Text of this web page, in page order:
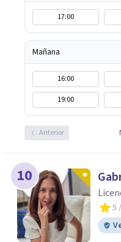
17:00
Mañana
16:00
19:00
Anterior
10
5